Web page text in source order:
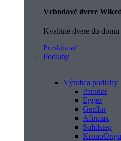
Vchodové dvere Wiked
Kvalitné dvere do domu
Preskúmať
Podlahy
Výrobca podlahy
Parador
Egger
Gerflor
Afirmax
Solidstep